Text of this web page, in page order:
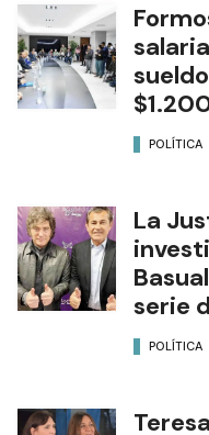
POLÍTICA
La
serie
POLÍTICA